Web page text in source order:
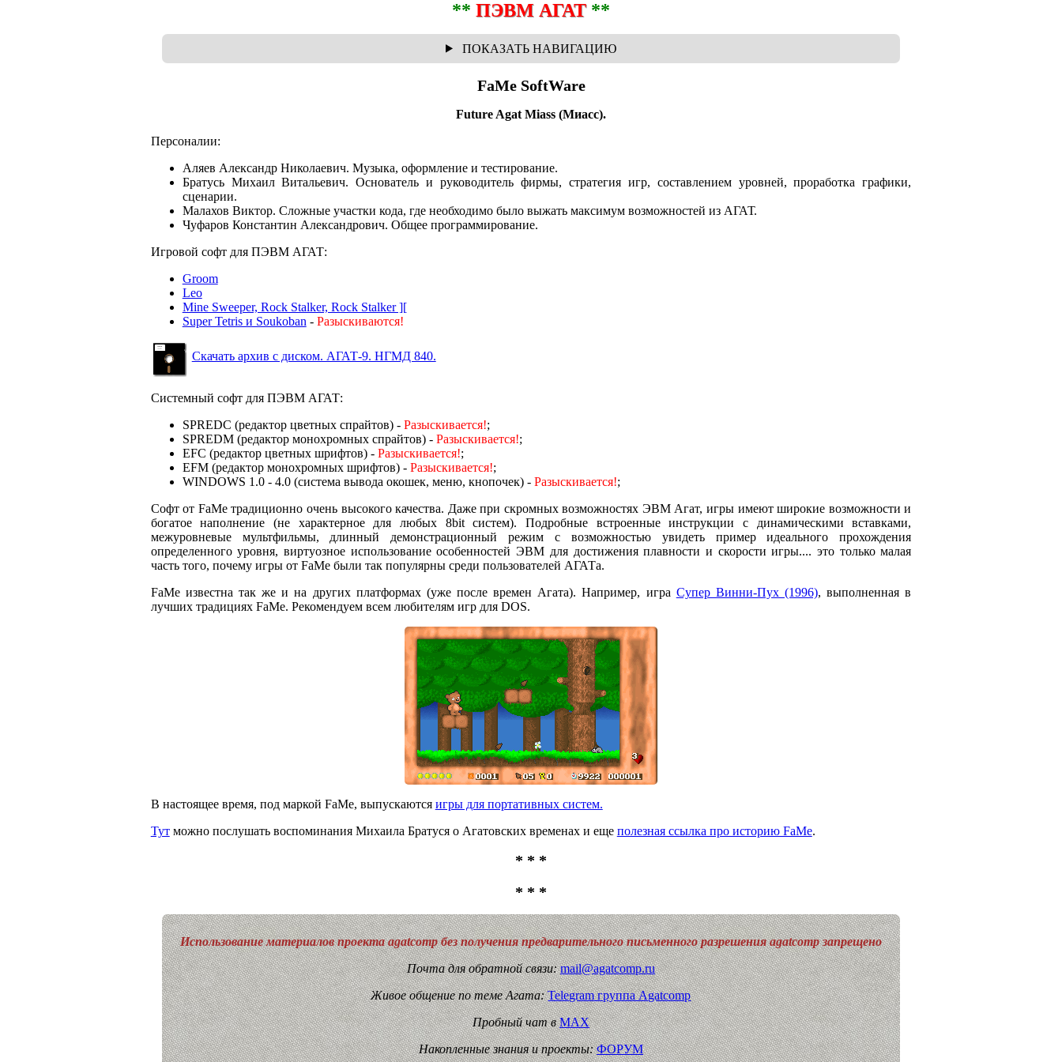
** ПЭВМ АГАТ**
FaMe SoftWare
Future Agat Miass (Миасс).
Персоналии:
Аляев Александр Николаевич. Музыка, оформление и тестирование.
Братусь Михаил Витальевич. Основатель и руководитель фирмы, стратегия игр, составлением уровней, проработка графики,
сценарии.
Малахов Виктор. Сложные участки кода, где необходимо было выжать максимум возможностей из АГАТ.
Чуфаров Константин Александрович. Общее программирование.
Игровой софт для ПЭВМ АГАТ:
Groom
Leo
Mine Sweeper, Rock Stalker, Rock Stalker ][
Super Tetris и Soukoban- Разыскиваются!
Скачать архив с диском. АГАТ-9. НГМД 840.
Системный софт для ПЭВМ АГАТ:
SPREDC (редактор цветных спрайтов) - Разыскивается!;
SPREDM (редактор монохромных спрайтов) - Разыскивается!;
EFC (редактор цветных шрифтов) - Разыскивается!;
EFM (редактор монохромных шрифтов) - Разыскивается!;
WINDOWS 1.0 - 4.0 (система вывода окошек, меню, кнопочек) - Разыскивается!;
Софт от FaMe традиционно очень высокого качества. Даже при скромных возможностях ЭВМ Агат, игры имеют широкие возможности и
богатое наполнение (не характерное для любых 8bit систем). Подробные встроенные инструкции с динамическими вставками,
межуровневые мультфильмы, длинный демонстрационный режим с возможностью увидеть пример идеального прохождения
определенного уровня, виртуозное использование особенностей ЭВМ для достижения плавности и скорости игры.... это только малая
часть того, почему игры от FaMe были так популярны среди пользователей АГАТа.
FaMe известна так же и на других платформах (уже после времен Агата). Например, игра Супер Винни-Пух (1996), выполненная в
лучших традициях FaMe. Рекомендуем всем любителям игр для DOS.
В настоящее время, под маркой FaMe, выпускаются игры для портативных систем.
Тутможно послушать воспоминания Михаила Братуся о Агатовских временах и еще полезная ссылка про историю FaMe.
* * *
* * *
Использование материалов проекта agatcomp без получения предварительного письменного разрешения agatcomp запрещено
Почта для обратной связи:mail@agatcomp.ru
Живое общение по теме Агата:Telegram группа Agatcomp
Пробный чат вMAX
Накопленные знания и проекты:ФОРУМ